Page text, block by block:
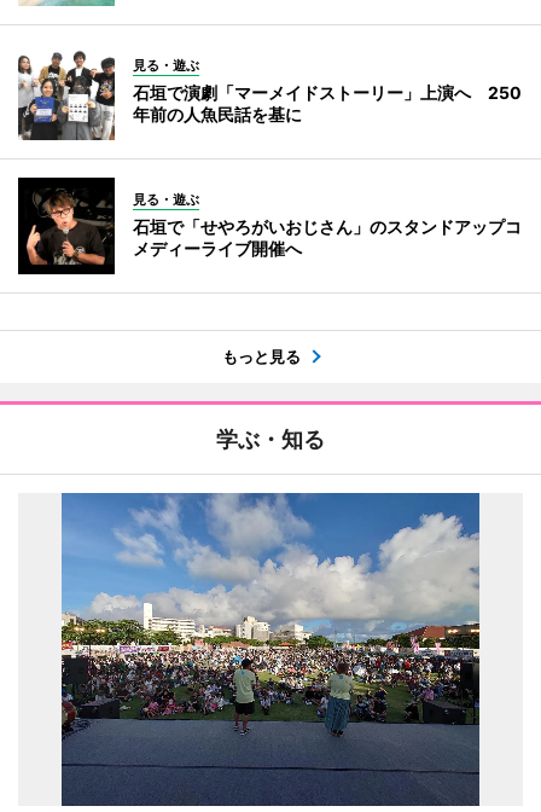
見る・遊ぶ
石垣で演劇「マーメイドストーリー」上演へ 250
年前の人魚民話を基に
見る・遊ぶ
石垣で「せやろがいおじさん」のスタンドアップコ
メディーライブ開催へ
もっと見る
学ぶ・知る